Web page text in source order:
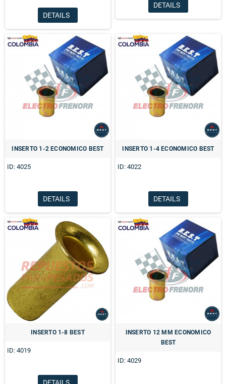
DETAILS
DETAILS
INSERTO 1-2 ECONOMICO BEST
ID: 4025
DETAILS
INSERTO 1-4 ECONOMICO BEST
ID: 4022
DETAILS
INSERTO 1-8 BEST
ID: 4019
INSERTO 12 MM ECONOMICO
BEST
ID: 4029